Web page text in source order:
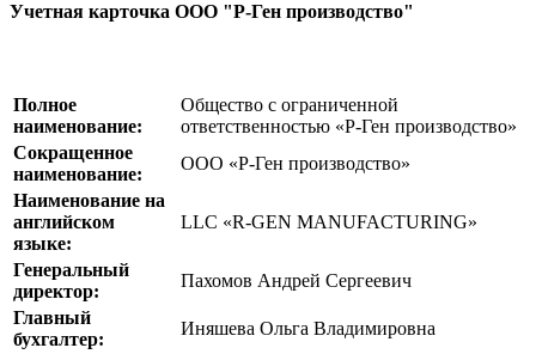
Учетная карточка ООО "Р-Ген производство"
Полное
наименование:
Общество с ограниченной
ответственностью «Р-Ген производство»
Сокращенное
наименование:
ООО «Р-Ген производство»
Наименование на
английском
языке:
LLC «R-GEN MANUFACTURING»
Генеральный
директор:
Пахомов Андрей Сергеевич
Главный
бухгалтер:
Иняшева Ольга Владимировна